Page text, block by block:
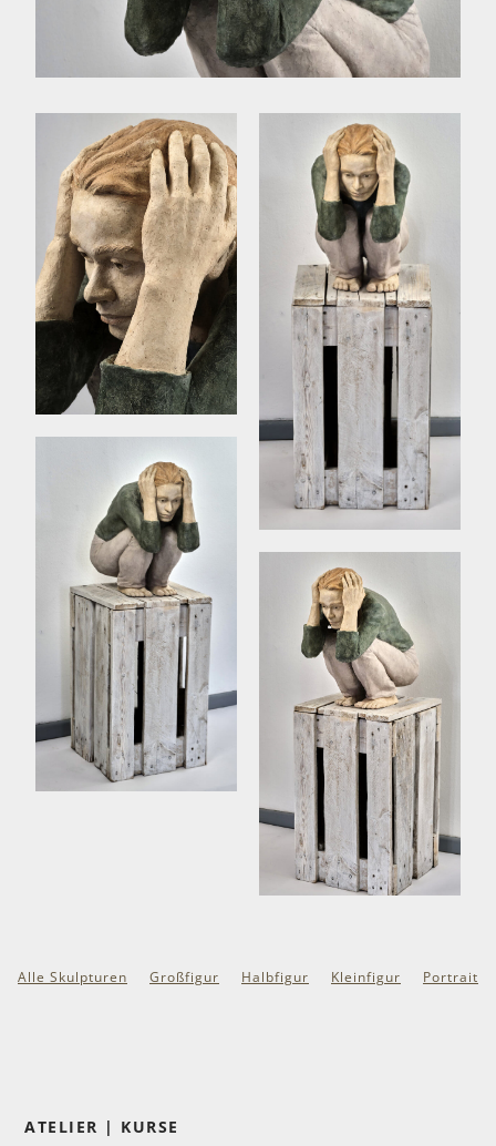
Alle Skulpturen Großfigur Halbfigur Kleinfigur Portrait
ATELIER | KURSE